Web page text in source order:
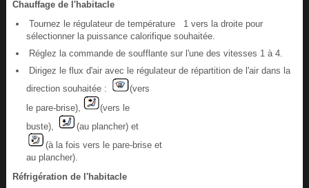
Chauffage de l'habitacle
Tournez le régulateur de température 1 vers la droite pour
sélectionner la puissance calorifique souhaitée.
Réglez la commande de soufflante sur l'une des vitesses 1 à 4.
Dirigez le flux d'air avec le régulateur de répartition de l'air dans la
direction souhaitée :
(vers
le pare-brise),
(vers le
buste),
(au plancher) et
(à la fois vers le pare-brise et
au plancher).
Réfrigération de l'habitacle